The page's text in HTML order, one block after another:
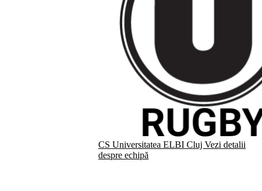
CS Universitatea ELBI Cluj Vezi detalii
despre echipă